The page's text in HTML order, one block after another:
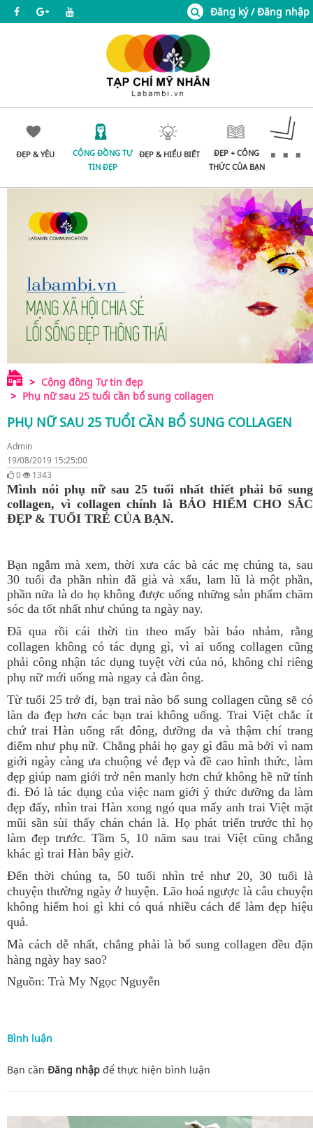
Đăng ký / Đăng nhập
ĐẸP & YÊU
CỘNG ĐỒNG TỰ
TIN ĐẸP
ĐẸP & HIỂU BIẾT
ĐẸP + CÔNG
THỨC CỦA BẠN
Cộng đồng Tự tin đẹp
Phụ nữ sau 25 tuổi cần bổ sung collagen
PHỤ NỮ SAU 25 TUỔI CẦN BỔ SUNG COLLAGEN
Admin
19/08/2019 15:25:00
0
1343
Mình nói phụ nữ sau 25 tuổi nhất thiết phải bổ sung
collagen, vì collagen chính là BẢO HIỂM CHO SẮC
ĐẸP & TUỔI TRẺ CỦA BẠN.
Bạn ngẫm mà xem, thời xưa các bà các mẹ chúng ta, sau
30 tuổi đa phần nhìn đã già và xấu, lam lũ là một phần,
phần nữa là do họ không được uống những sản phẩm chăm
sóc da tốt nhất như chúng ta ngày nay.
Đã qua rồi cái thời tin theo mấy bài báo nhảm, rằng
collagen không có tác dụng gì, vì ai uống collagen cũng
phải công nhận tác dụng tuyệt vời của nó, không chỉ riêng
phụ nữ mới uống mà ngay cả đàn ông.
Từ tuổi 25 trở đi, bạn trai nào bổ sung collagen cũng sẽ có
làn da đẹp hơn các bạn trai không uống. Trai Việt chắc ít
chứ trai Hàn uống rất đông, dưỡng da và thậm chí trang
điểm như phụ nữ. Chẳng phải họ gay gì đâu mà bởi vì nam
giới ngày càng ưa chuộng vẻ đẹp và đề cao hình thức, làm
đẹp giúp nam giới trở nên manly hơn chứ không hề nữ tính
đi. Đó là tác dụng của việc nam giới ý thức dưỡng da làm
đẹp đấy, nhìn trai Hàn xong ngó qua mấy anh trai Việt mặt
mũi sần sùi thấy chán chán là. Họ phát triển trước thì họ
làm đẹp trước. Tầm 5, 10 năm sau trai Việt cũng chẳng
khác gì trai Hàn bây giờ.
Đến thời chúng ta, 50 tuổi nhìn trẻ như 20, 30 tuổi là
chuyện thường ngày ở huyện. Lão hoá ngược là câu chuyện
không hiếm hoi gì khi có quá nhiều cách để làm đẹp hiệu
quả.
Mà cách dễ nhất, chẳng phải là bổ sung collagen đều đặn
hàng ngày hay sao?
Nguồn: Trà My Ngọc Nguyễn
Bình luận
Bạn cần Đăng nhập để thực hiện bình luận